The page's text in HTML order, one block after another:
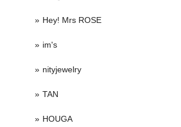
Hey! Mrs ROSE
im's
nityjewelry
TAN
HOUGA